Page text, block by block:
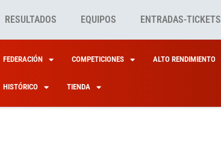
RESULTADOS EQUIPOS ENTRADAS-TICKETS
FEDERACIÓN COMPETICIONES ALTO RENDIMIENTO
HISTÓRICO TIENDA